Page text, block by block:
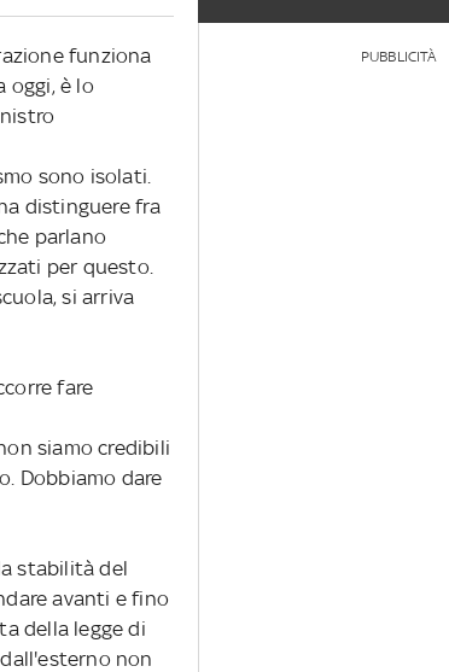
funziona
oggi, è lo
sono isolati.
distinguere fra
parlano
per questo.
si arriva
fare
siamo credibili
Dobbiamo dare
stabilità del
avanti e fino
della legge di
non
PUBBLICITÀ